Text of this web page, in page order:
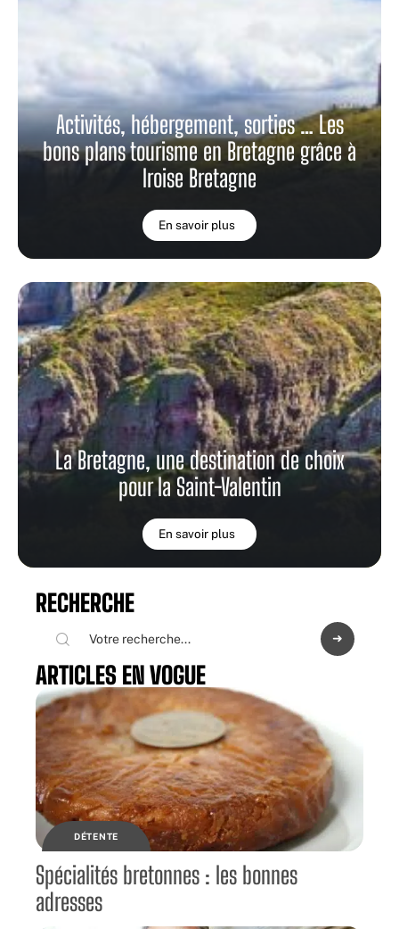
Activités, hébergement, sorties … Les
bons plans tourisme en Bretagne grâce à
Iroise Bretagne
En savoir plus
La Bretagne, une destination de choix
pour la Saint-Valentin
En savoir plus
RECHERCHE
ARTICLES EN VOGUE
DÉTENTE
Spécialités bretonnes : les bonnes
adresses